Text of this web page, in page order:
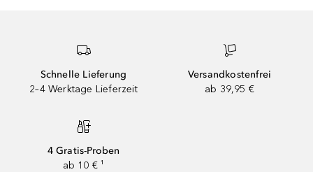
Schnelle Lieferung
2–4 Werktage Lieferzeit
Versandkostenfrei
ab 39,95 €
4 Gratis-Proben
ab 10 € ¹